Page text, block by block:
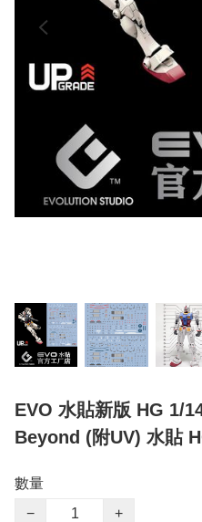
EVO 水貼新版 HG 1/
Beyond (附UV) 水貼
數量
−
+